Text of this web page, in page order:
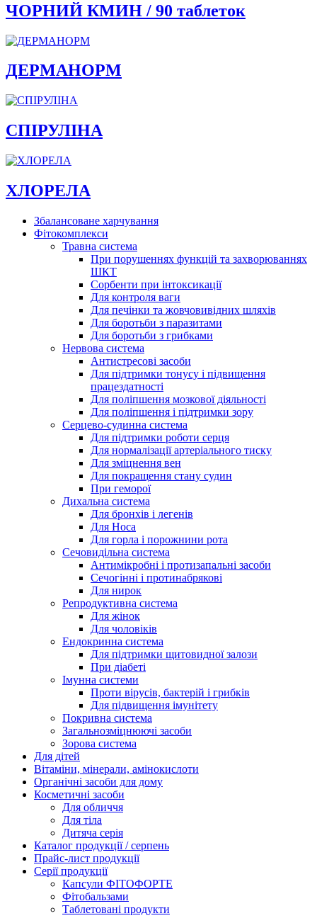
ЧОРНИЙ КМИН / 90 таблеток
ДЕРМАНОРМ
СПІРУЛІНА
ХЛОРЕЛА
Збалансоване харчування
Фітокомплекси
Травна система
При порушеннях функцій та захворюваннях
ШКТ
Сорбенти при інтоксикації
Для контроля ваги
Для печінки та жовчовивідних шляхів
Для боротьби з паразитами
Для боротьби з грибками
Нервова система
Антистресові засоби
Для підтримки тонусу і підвищення
працездатності
Для поліпшення мозкової діяльності
Для поліпшення і підтримки зору
Серцево-судинна система
Для підтримки роботи серця
Для нормалізації артеріального тиску
Для зміцнення вен
Для покращення стану судин
При геморої
Дихальна система
Для бронхів і легенів
Для Носа
Для горла і порожнини рота
Сечовидільна система
Антимікробні і протизапальні засоби
Сечогінні і протинабрякові
Для нирок
Репродуктивна система
Для жінок
Для чоловіків
Ендокринна система
Для підтримки щитовидної залози
При діабеті
Імунна системи
Проти вірусів, бактерій і грибків
Для підвищення імунітету
Покривна система
Загальнозміцнюючі засоби
Зорова система
Для дітей
Вітаміни, мінерали, амінокислоти
Органічні засоби для дому
Косметичні засоби
Для обличчя
Для тіла
Дитяча серія
Каталог продукції / серпень
Прайс-лист продукції
Серії продукції
Капсули ФІТОФОРТЕ
Фітобальзами
Таблетовані продукти